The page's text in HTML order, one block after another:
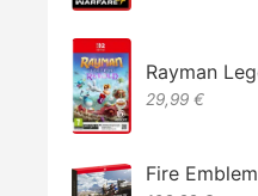
Rayman
29,99 €
Fire